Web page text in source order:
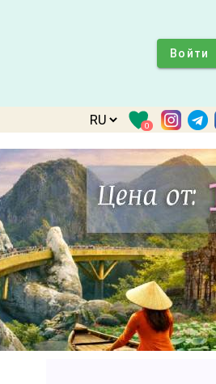
Войти
0